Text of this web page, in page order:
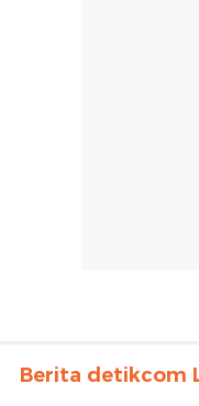
Berita detikcom